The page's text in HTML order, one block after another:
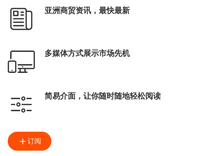
亚洲商贸资讯，最快最新
多媒体方式展示市场先机
简易介面，让你随时随地轻松阅读
订阅